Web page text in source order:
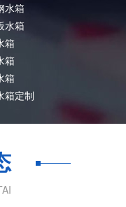
水箱
水箱
箱
箱
箱
箱定制